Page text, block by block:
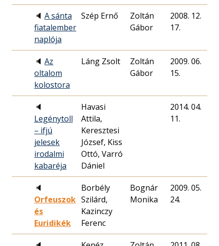
🔈 A sánta
fiatalember
naplója
Szép Ernő
Zoltán
Gábor
2008. 12.
17.
🔈 Az
oltalom
kolostora
Láng Zsolt
Zoltán
Gábor
2009. 06.
15.
🔈
Legénytoll
– ifjú
jelesek
irodalmi
kabaréja
Havasi
Attila,
Keresztesi
József, Kiss
Ottó, Varró
Dániel
2014. 04.
11.
🔈
Orfeuszok
és
Euridikék
Borbély
Szilárd,
Kazinczy
Ferenc
Bognár
Monika
2009. 05.
24.